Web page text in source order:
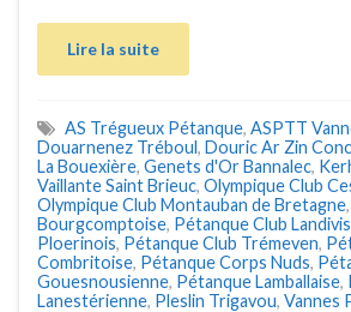
Lire la suite
AS Trégueux Pétanque, ASPTT
Douarnenez Tréboul, Douric Ar Zin
La Bouexière, Genets d'Or Bannalec,
Vaillante Saint Brieuc, Olympique Club
Olympique Club Montauban de Bretagne,
Bourgcomptoise, Pétanque Club
Ploerinois, Pétanque Club Trémeven,
Combritoise, Pétanque Corps Nuds,
Gouesnousienne, Pétanque Lamballaise,
Lanestérienne, Pleslin Trigavou, Vannes